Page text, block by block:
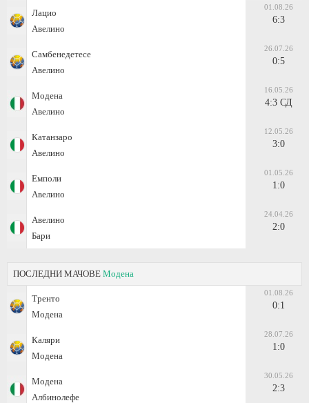
Лацио
Авелино
01.08.26
6:3
Самбенедетесе
Авелино
26.07.26
0:5
Модена
Авелино
16.05.26
4:3 СД
Катанзаро
Авелино
12.05.26
3:0
Емполи
Авелино
01.05.26
1:0
Авелино
Бари
24.04.26
2:0
ПОСЛЕДНИ МАЧОВЕ Модена
Тренто
Модена
01.08.26
0:1
Каляри
Модена
28.07.26
1:0
Модена
Албинолефе
30.05.26
2:3